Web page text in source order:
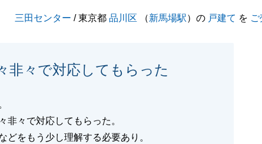
三田センター / 東京都品川区 （新馬場駅）の 戸建て を ご
非々で対応してもらった
非々で対応してもらった。
どをもう少し理解する必要あり。